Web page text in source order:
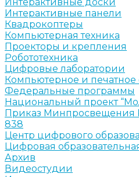
Интерактивные панели
Квадрокоптеры
Компьютерная техника
Проекторы и крепления
Робототехника
Цифровые лаборатории
Компьютерное и
Федеральные программы
Национальный проект
Приказ Минпросвещения
838
Центр цифрового
Цифровая
Архив
Видеостудии